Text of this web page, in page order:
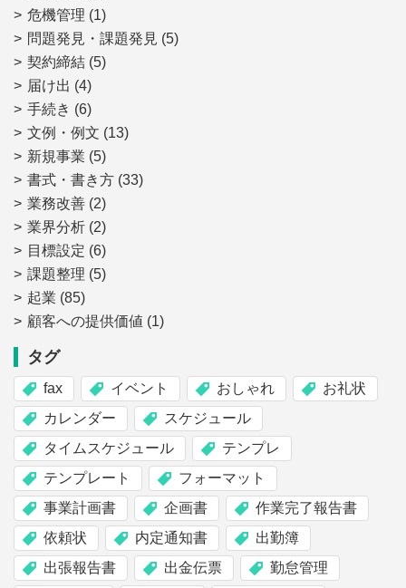
危機管理 (1)
問題発見・課題発見 (5)
契約締結 (5)
届け出 (4)
手続き (6)
文例・例文 (13)
新規事業 (5)
書式・書き方 (33)
業務改善 (2)
業界分析 (2)
目標設定 (6)
課題整理 (5)
起業 (85)
顧客への提供価値 (1)
タグ
fax イベント おしゃれ
お礼状
カレンダー
スケジュール
タイムスケジュール
テンプレ
テンプレート
フォーマット
事業計画書
企画書
作業完了報告書
依頼状
内定通知書
出勤簿
出張報告書
出金伝票
勤怠管理